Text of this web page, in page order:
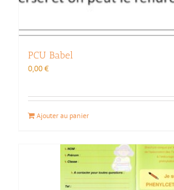
PCU Babel
0,00€
Ajouter au panier